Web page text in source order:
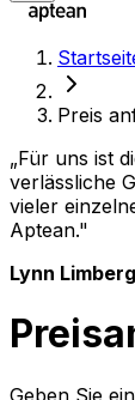
Preis
„Für uns ist
verlässliche
vieler
Aptean."
Lynn Limberg
Geben Sie